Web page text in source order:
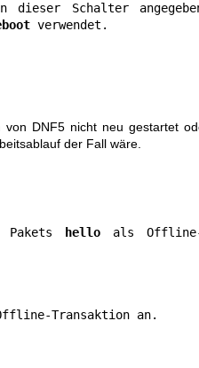
dieser Schalter
verwendet.
DNF5 nicht neu gestartet
der Fall wäre.
hello als
Transaktion an.